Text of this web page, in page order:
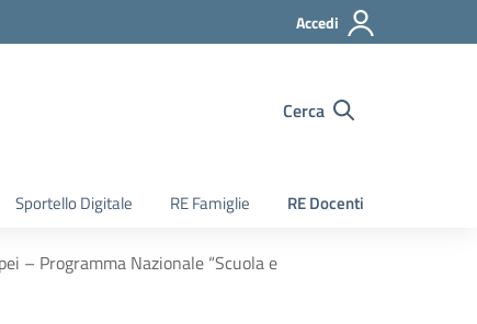
Accedi
Cerca
Sportello Digitale RE Famiglie RE Docenti
– Programma Nazionale “Scuola e